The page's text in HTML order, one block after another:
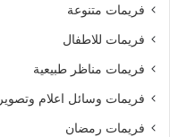
فريمات متنوعة
فريمات للاطفال
فريمات مناظر طبيعية
فريمات وسائل اعلام وتصوير
فريمات رمضان